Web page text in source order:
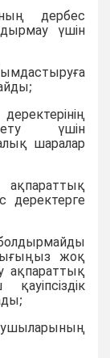
дербес
үшін
ету үшін
шаралар
деректерге
жоқ
ақпараттық